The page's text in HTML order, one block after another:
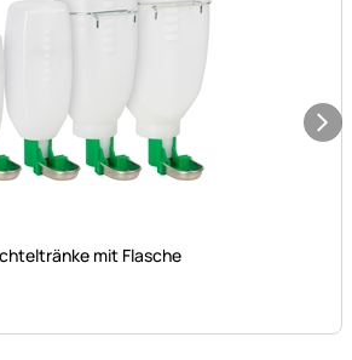
abgegeben
mit Flasche